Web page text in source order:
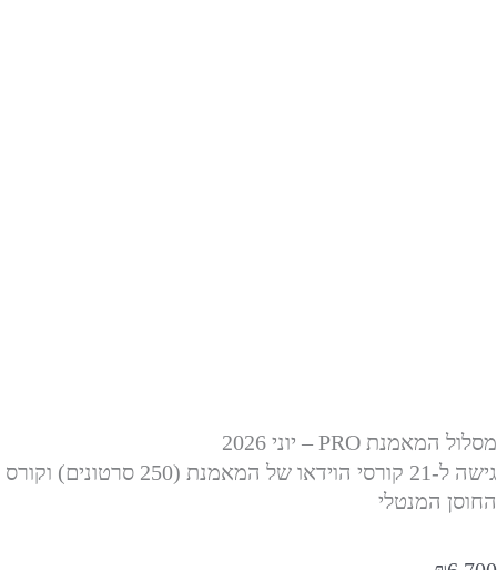
מסלול המאמנת PRO – יוני 2026
גישה ל-21 קורסי הוידאו של המאמנת (250 סרטונים) וקורס
החוסן המנטלי